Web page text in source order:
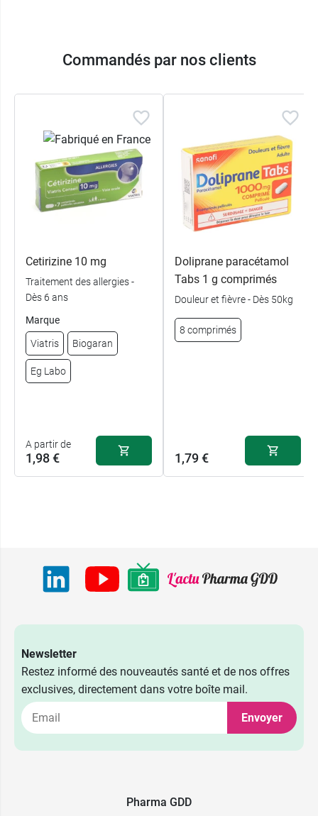
Commandés par nos clients
Cetirizine 10 mg
Traitement des allergies -
Dès 6 ans
Marque
Viatris Biogaran
Eg Labo
A partir de
1,98 €
Viatris 1,98 €
Doliprane paracétamol
Tabs 1 g comprimés
Douleur et fièvre - Dès 50kg
8 comprimés
1,79 €
Newsletter
Restez informé des nouveautés santé et de nos offres
exclusives, directement dans votre boîte mail.
Envoyer
Pharma GDD